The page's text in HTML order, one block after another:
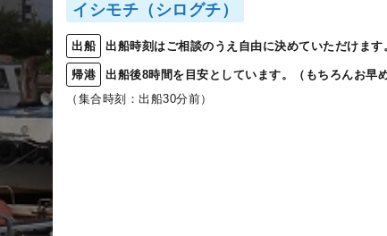
イシモチ（シログチ）
出船 出船時刻はご相談のうえ自由に決めていただけます
帰港
出船後8時間を目安としています。（もちろんお早
（集合時刻：出船30分前）